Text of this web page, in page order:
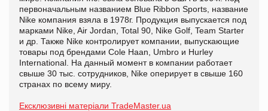
первоначальным названием Blue Ribbon Sports, название
Nike компания взяла в 1978г. Продукция выпускается под
марками Nike, Air Jordan, Total 90, Nike Golf, Team Starter
и др. Также Nike контролирует компании, выпускающие
товары под брендами Cole Haan, Umbro и Hurley
International. На данный момент в компании работает
свыше 30 тыс. сотрудников, Nike оперирует в свыше 160
странах по всему миру.
Ексклюзивні матеріали TradeMaster.ua